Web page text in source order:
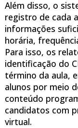
Além disso, o
registro de cada
informações
horária,
Para isso, os
identificação do
término da aula,
alunos por meio
conteúdo
candidatos com
virtual.